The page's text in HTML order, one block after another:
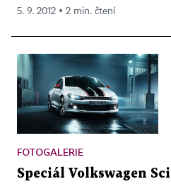
5. 9. 2012 ▪ 2 min. čtení
FOTOGALERIE
Speciál Volkswagen